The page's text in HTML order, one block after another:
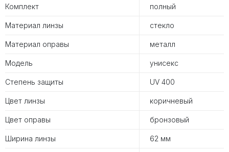
Комплект полный
Материал линзы стекло
Материал оправы металл
Модель унисекс
Степень защиты UV 400
Цвет линзы коричневый
Цвет оправы бронзовый
Ширина линзы 62 мм